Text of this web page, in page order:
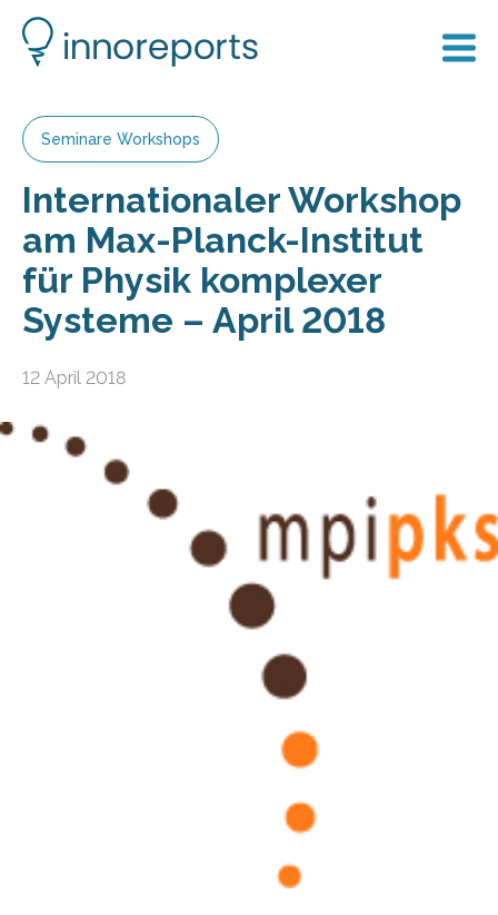
Seminare Workshops
Internationaler Workshop
am Max-Planck-Institut
für Physik komplexer
Systeme – April 2018
12 April 2018